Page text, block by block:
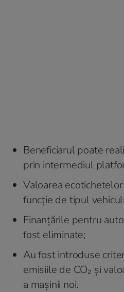
Beneficiarul poate
prin intermediul
Valoarea
funcție de tipul
Finanțările pentru
fost eliminate;
Au fost introduse
emisiile de CO₂ și
a mașinii noi.